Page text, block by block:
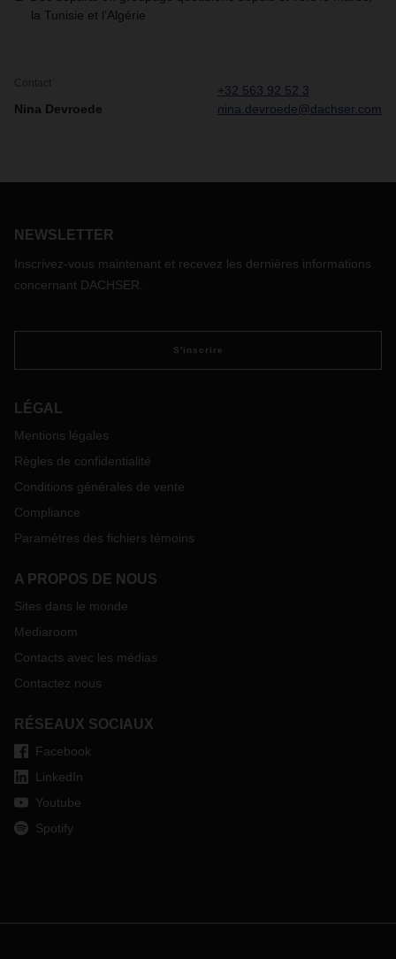
la Tunisie et l’Algérie
Contact
Nina Devroede
+32 563 92 52 3
nina.devroede@dachser.com
NEWSLETTER
Inscrivez-vous maintenant et recevez les dernières informations
concernant DACHSER.
S'inscrire
LÉGAL
Mentions légales
Règles de confidentialité
Conditions générales de vente
Compliance
Paramètres des fichiers témoins
A PROPOS DE NOUS
Sites dans le monde
Mediaroom
Contacts avec les médias
Contactez nous
RÉSEAUX SOCIAUX
Facebook
LinkedIn
Youtube
Spotify